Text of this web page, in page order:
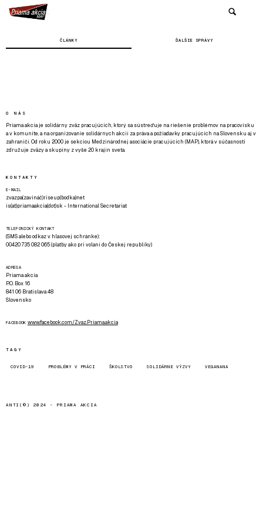
ČLÁNKY ĎALŠIE SPRÁVY
O NÁS
Priama akcia je solidárny zväz pracujúcich, ktorý sa sústreďuje na riešenie problémov na pracovisku
a v komunite, a na organizovanie solidárnych akcií za práva a požiadavky pracujúcich na Slovensku aj v
zahraničí. Od roku 2000 je sekciou Medzinárodnej asociácie pracujúcich (MAP), ktorá v súčasnosti
združuje zväzy a skupiny z vyše 20 krajín sveta.
KONTAKTY
E-MAIL
zvazpa(zavináč)riseup(bodka)net
is(at)priamaakcia(dot)sk - International Secretariat
TELEFONICKÝ KONTAKT
(SMS alebo odkaz v hlasovej schránke):
00420 735 082 065 (platby ako pri volaní do Českej republiky)
ADRESA
Priama akcia
P.O. Box 16
841 06 Bratislava 48
Slovensko
FACEBOOK www.facebook.com/Zvaz.Priama.akcia
TAGY
COVID-19 PROBLÉMY V PRÁCI ŠKOLSTVO SOLIDÁRNE VÝZVY VEGANANA
ANTI(©) 2024 - PRIAMA AKCIA